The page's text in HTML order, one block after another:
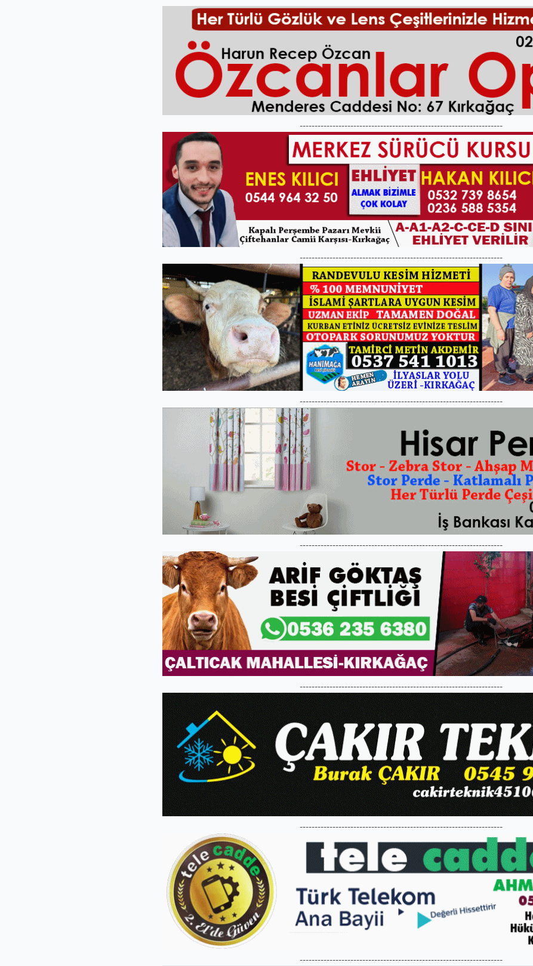
--------------------------------------------------------------------
--------------------------------------------------------------------
--------------------------------------------------------------------
--------------------------------------------------------------------
--------------------------------------------------------------------
--------------------------------------------------------------------
--------------------------------------------------------------------